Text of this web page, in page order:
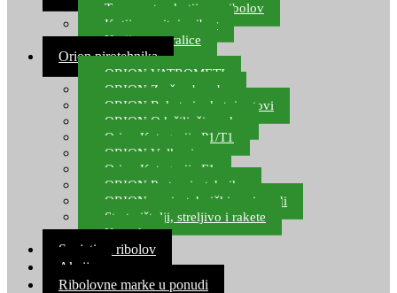
Transportne kutije za ribolov
Kutije za sitni pribor
Kutije za varalice
Orion pirotehnika
ORION VATROMETI
ORION Zračne bombe
ORION Rakete i raketni setovi
ORION Odašiljači zvuka
Orion Kategorija P1/T1
ORION Vulkani
Orion Kategorija F1
ORION Party pirotehnika
ORION nepirotehnički proizvodi
Start pištolji, streljivo i rakete
Kontakt
Savjeti za ribolov
Akcija
Ribolovne marke u ponudi